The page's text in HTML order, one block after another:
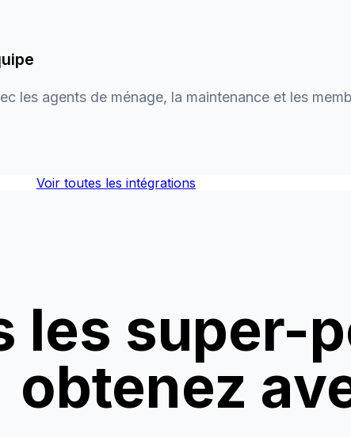
les agents de ménage, la maintenance et les
Voir toutes les intégrations
les super-
obtenez